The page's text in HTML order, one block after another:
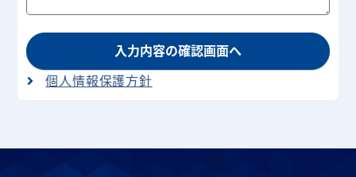
入力内容の確認画面へ
個人情報保護方針